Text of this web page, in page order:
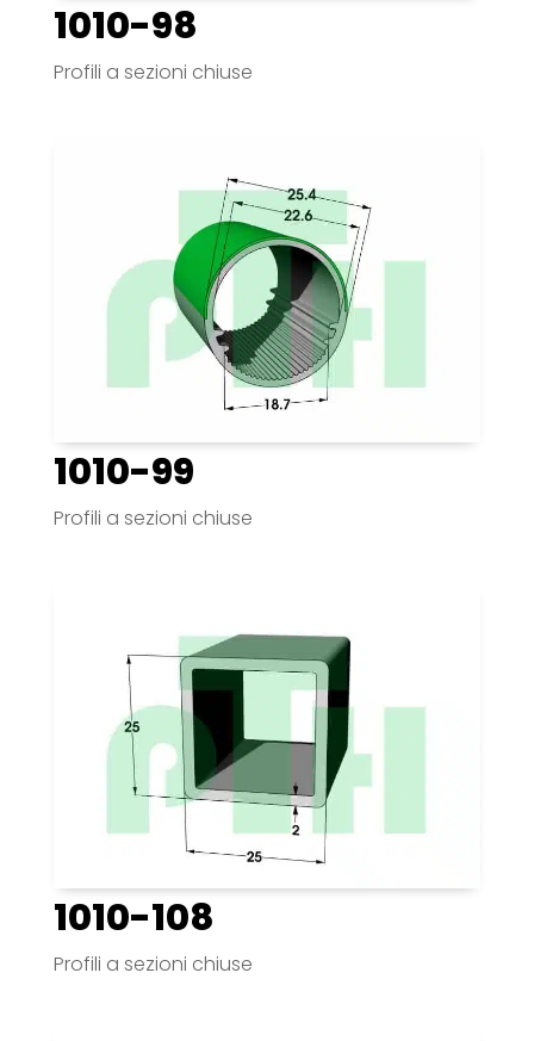
1010-98
Profili a sezioni chiuse
1010-99
Profili a sezioni chiuse
1010-108
Profili a sezioni chiuse